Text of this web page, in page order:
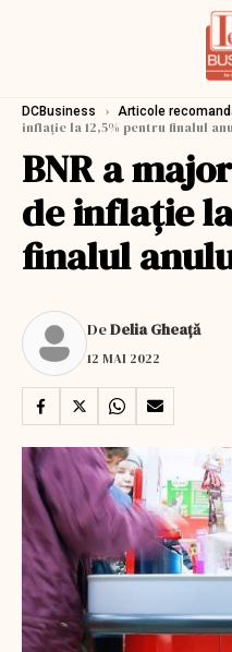
DCBusiness › Articole
inflație la 12,5% pentru finalul
BNR a
de inflație
finalul
DeDelia Gheață
12 MAI 2022